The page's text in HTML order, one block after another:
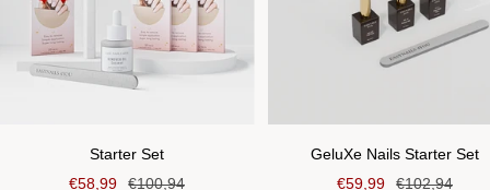
Starter Set
Sale
€58,99
Regular
€100,94
GeluXe Nails Starter Set
Sale
€59,99
Regular
€102,94